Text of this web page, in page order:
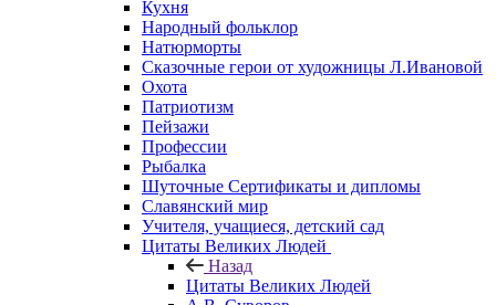
Кухня
Народный фольклор
Натюрморты
Сказочные герои от художницы Л.Ивановой
Охота
Патриотизм
Пейзажи
Профессии
Рыбалка
Шуточные Сертификаты и дипломы
Славянский мир
Учителя, учащиеся, детский сад
Цитаты Великих Людей
Назад
Цитаты Великих Людей